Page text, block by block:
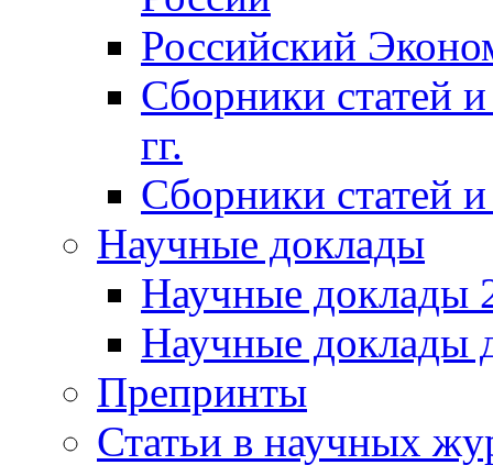
Российский
Сборники статей
гг.
Сборники статей
Научные доклады
Научные доклады
Научные доклады
Препринты
Статьи в научных